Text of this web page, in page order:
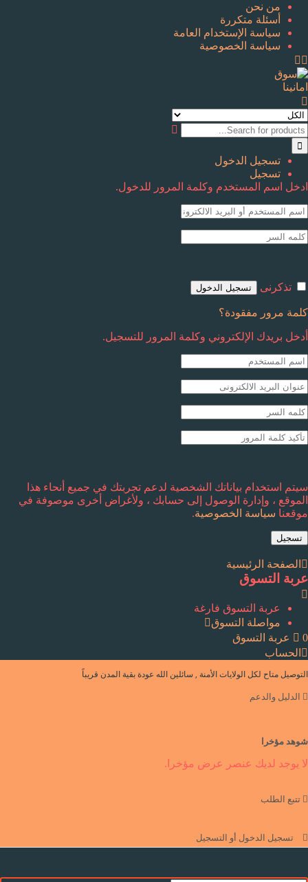
من نحن
أسئلة متكررة
سياسة الإستخدام العامة
سياسة الخصوصية
تسجيل الدخول
تسجيل
ادخل اسم المستخدم وكلمة المرور للدخول.
تذكرنى تسجيل الدخول
كلمة مرور مفقودة؟
أدخل بريدك الإلكتروني وكلمة المرور للتسجيل.
سيتم استخدام بياناتك الشخصية لدعم تجربتك في جميع أنحاء هذا
الموقع ، وإدارة الوصول إلى حسابك ، ولأغراض أخرى موصوفة في
موقعنا سياسة الخصوصية.
تسجيل
الصفحة الرئيسية
عربة التسوق
عربة التسوق فارغة
مواصلة التسوق
0
عربة التسوق
الحساب
التوصيل متاح لكل الولايات الأمنة , سائلين الله عودة بقية المدن قريباً
الدليل والدعم
شوهد مؤخرا
لا يوجد لديك عنصر عرض مؤخرا.
تتبع الطلب
تسجيل الدخول أو التسجيل